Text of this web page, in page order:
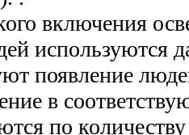
включения
используются
появление
в
по